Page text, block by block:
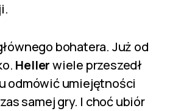
bohatera. Już od
Hellerwiele przeszedł
odmówić umiejętności
samej gry. I choć ubiór